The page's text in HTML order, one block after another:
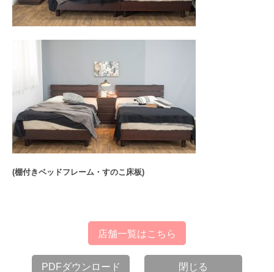
(棚付きベッドフレーム・すのこ床板)
店舗一覧はこちら
PDFダウンロード 閉じる